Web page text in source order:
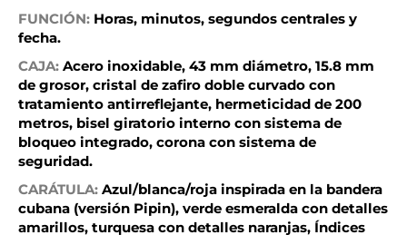
FUNCIÓN: Horas, minutos, segundos centrales y
fecha.
CAJA: Acero inoxidable, 43 mm diámetro, 15.8 mm
de grosor, cristal de zafiro doble curvado con
tratamiento antirreflejante, hermeticidad de 200
metros, bisel giratorio interno con sistema de
bloqueo integrado, corona con sistema de
seguridad.
CARÁTULA: Azul/blanca/roja inspirada en la bandera
cubana (versión Pipin), verde esmeralda con detalles
amarillos, turquesa con detalles naranjas, Índices